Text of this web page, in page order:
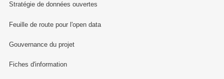
Stratégie de données ouvertes
Feuille de route pour l'open data
Gouvernance du projet
Fiches d'information